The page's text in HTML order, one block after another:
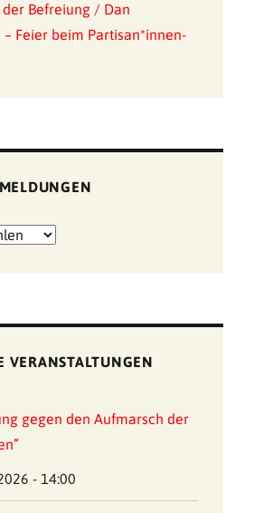
der Befreiung / Dan
– Feier beim Partisan*innen-
VERANSTALTUNGEN
gegen den Aufmarsch der
- 14:00